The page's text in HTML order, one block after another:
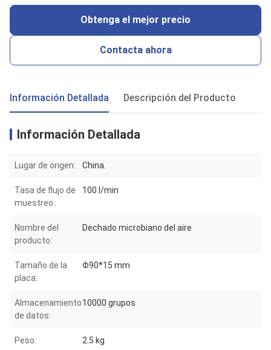
Obtenga el mejor precio
Contacta ahora
Información Detallada Descripción del Producto
Información Detallada
Lugar de origen: China.
Tasa de flujo de
muestreo:
100 l/min
Nombre del
producto:
Dechado microbiano del aire
Tamaño de la
placa:
Φ90*15 mm
Almacenamiento
de datos:
10000 grupos
Peso: 2.5 kg